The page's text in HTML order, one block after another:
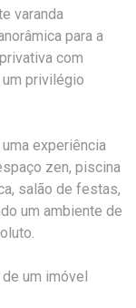
varanda
para a
com
privilégio
experiência
zen, piscina
salão de festas,
um ambiente de
um imóvel